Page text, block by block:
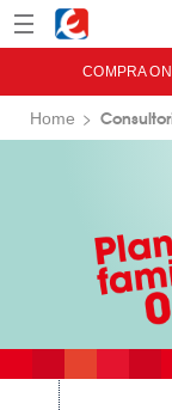
Menú Eroski
COMPRA
Home